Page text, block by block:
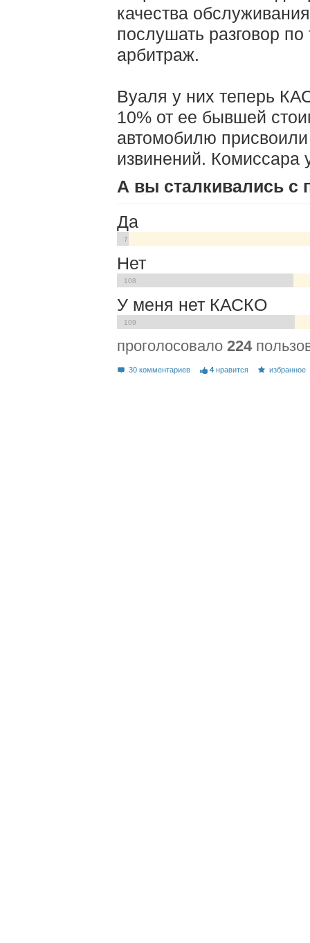
качества
послушать разговор
арбитраж.
Вуаля у них теперь
10% от ее бывшей
автомобилю
извинений. Комиссара
А вы сталкивались с
Да
7
Нет
108
У меня нет КАСКО
109
проголосовало 224
30 комментариев 4 нравится избранное